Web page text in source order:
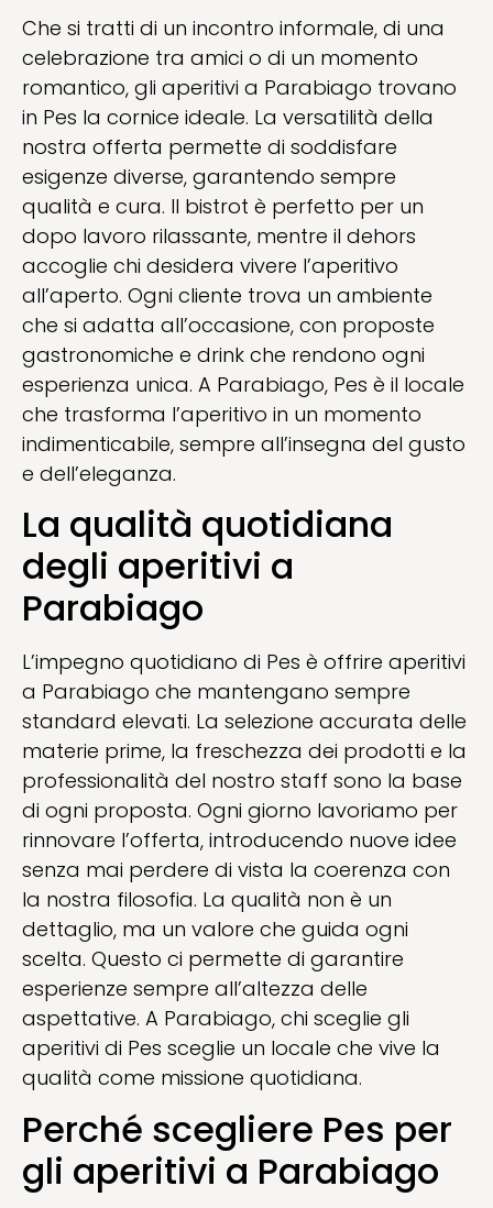
Che si tratti di un incontro informale, di una
celebrazione tra amici o di un momento
romantico, gli aperitivi a Parabiago trovano
in Pes la cornice ideale. La versatilità della
nostra offerta permette di soddisfare
esigenze diverse, garantendo sempre
qualità e cura. Il bistrot è perfetto per un
dopo lavoro rilassante, mentre il dehors
accoglie chi desidera vivere l’aperitivo
all’aperto. Ogni cliente trova un ambiente
che si adatta all’occasione, con proposte
gastronomiche e drink che rendono ogni
esperienza unica. A Parabiago, Pes è il locale
che trasforma l’aperitivo in un momento
indimenticabile, sempre all’insegna del gusto
e dell’eleganza.
La qualità quotidiana
degli aperitivi a
Parabiago
L’impegno quotidiano di Pes è offrire aperitivi
a Parabiago che mantengano sempre
standard elevati. La selezione accurata delle
materie prime, la freschezza dei prodotti e la
professionalità del nostro staff sono la base
di ogni proposta. Ogni giorno lavoriamo per
rinnovare l’offerta, introducendo nuove idee
senza mai perdere di vista la coerenza con
la nostra filosofia. La qualità non è un
dettaglio, ma un valore che guida ogni
scelta. Questo ci permette di garantire
esperienze sempre all’altezza delle
aspettative. A Parabiago, chi sceglie gli
aperitivi di Pes sceglie un locale che vive la
qualità come missione quotidiana.
Perché scegliere Pes per
gli aperitivi a Parabiago